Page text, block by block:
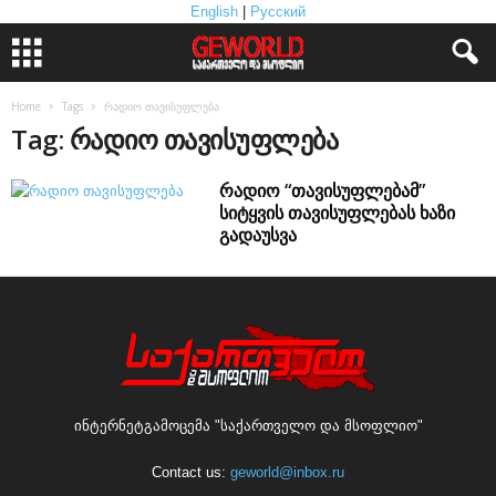
English Русский
Home Tags რადიო თავისუფლება
Tag: რადიო თავისუფლება
რადიო “თავისუფლებამ”
სიტყვის თავისუფლებას ხაზი
გადაუსვა
ინტერნეტგამოცემა "საქართველო და მსოფლიო"
Contact us: geworld@inbox.ru